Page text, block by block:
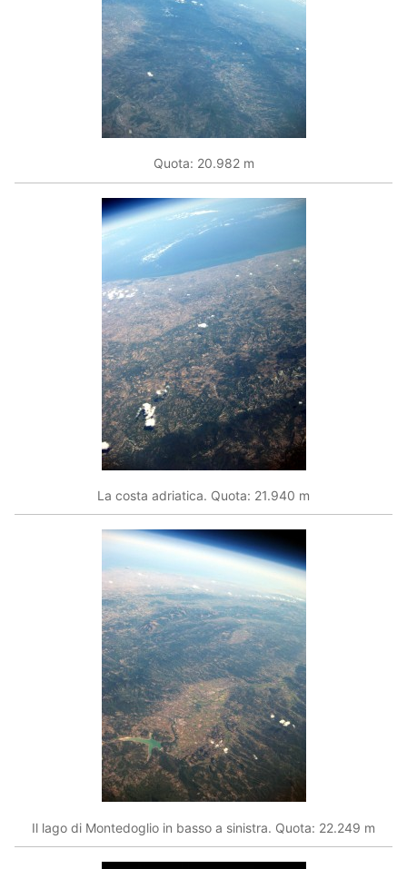
Quota: 20.982 m
La costa adriatica. Quota: 21.940 m
Il lago di Montedoglio in basso a sinistra. Quota: 22.249 m